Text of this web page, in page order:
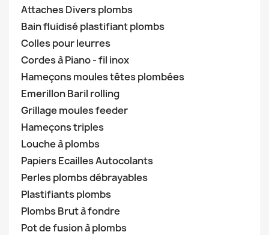
Attaches Divers plombs
Bain fluidisé plastifiant plombs
Colles pour leurres
Cordes à Piano - fil inox
Hameçons moules têtes plombées
Emerillon Baril rolling
Grillage moules feeder
Hameçons triples
Louche à plombs
Papiers Ecailles Autocolants
Perles plombs débrayables
Plastifiants plombs
Plombs Brut à fondre
Pot de fusion à plombs